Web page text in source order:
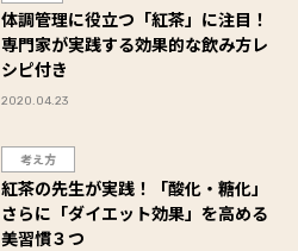
体調管理に役立つ「紅茶」に注目！
専門家が実践する効果的な飲み方レ
シピ付き
2020.04.23
考え方
紅茶の先生が実践！「酸化・糖化」
さらに「ダイエット効果」を高める
美習慣３つ